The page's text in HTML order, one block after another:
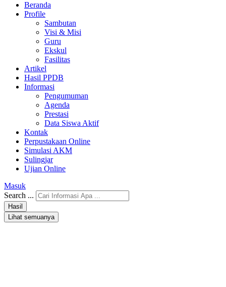
Beranda
Profile
Sambutan
Visi & Misi
Guru
Ekskul
Fasilitas
Artikel
Hasil PPDB
Informasi
Pengumuman
Agenda
Prestasi
Data Siswa Aktif
Kontak
Perpustakaan Online
Simulasi AKM
Sulingjar
Ujian Online
Masuk
Search ...
Hasil
Lihat semuanya